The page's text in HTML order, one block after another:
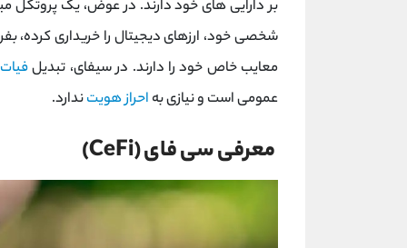
بر دارایی های خود دارند. در عوض، یک پروتکل
شخصی خود، ارزهای دیجیتال را خریداری کرده،
معایب خاص خود را دارند. در سیفای، تبدیلفیات
عمومی است و نیازی به احراز هویتندارد.
معرفی سی فای (CeFi)